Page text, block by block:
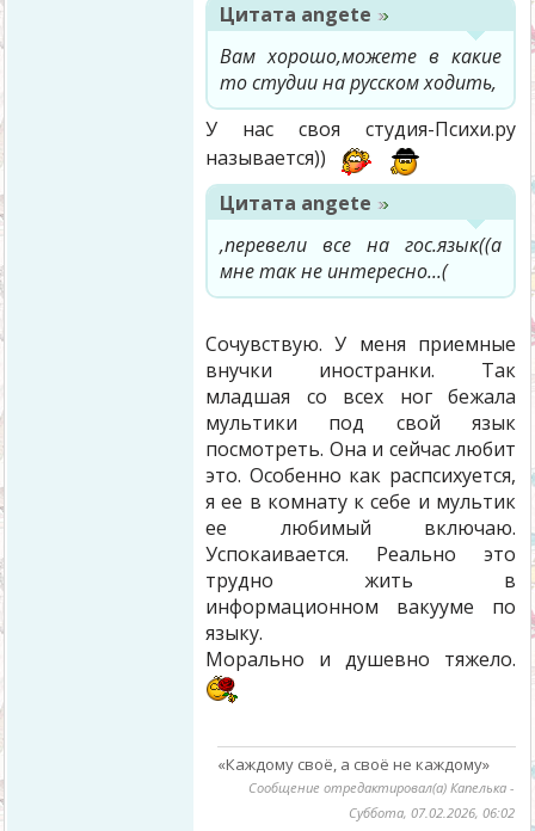
Цитата angete
Вам хорошо,можете в какие
то студии на русском ходить,
У нас своя студия-Психи.ру
называется))
Цитата angete
,перевели все на гос.язык((а
мне так не интересно...(
Сочувствую. У меня приемные
внучки иностранки. Так
младшая со всех ног бежала
мультики под свой язык
посмотреть. Она и сейчас любит
это. Особенно как распсихуется,
я ее в комнату к себе и мультик
ее любимый включаю.
Успокаивается. Реально это
трудно жить в
информационном вакууме по
языку.
Морально и душевно тяжело.
«Каждому своё, а своё не каждому»
Сообщение отредактировал(а) Капелька -
Суббота, 07.02.2026, 06:02